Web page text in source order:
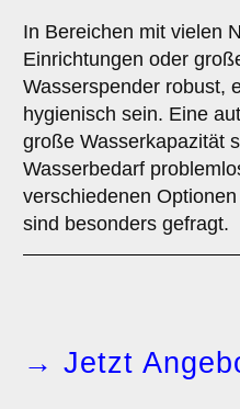
In Bereichen mit vielen
Einrichtungen oder
Wasserspender robust,
hygienisch sein. Eine
große Wasserkapazität
Wasserbedarf
verschiedenen
sind besonders gefragt.
→ Jetzt